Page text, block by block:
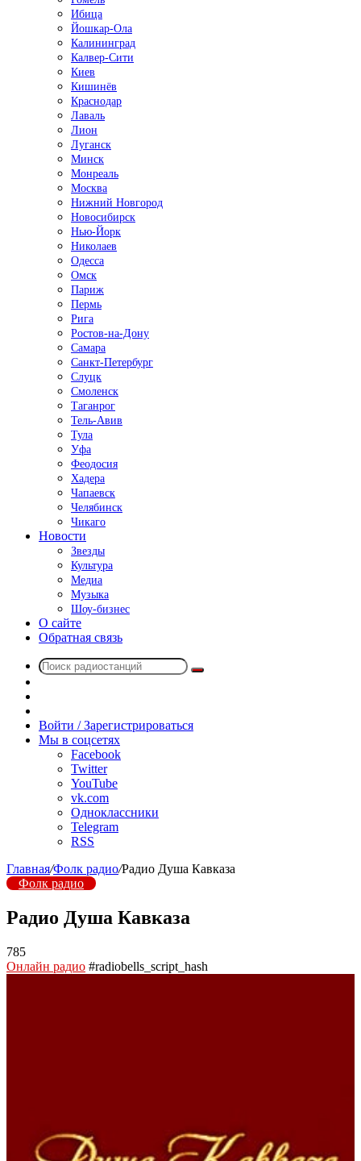
Ибица
Йошкар-Ола
Калининград
Калвер-Сити
Киев
Кишинёв
Краснодар
Лаваль
Лион
Луганск
Минск
Монреаль
Москва
Нижний Новгород
Новосибирск
Нью-Йорк
Николаев
Одесса
Омск
Париж
Пермь
Рига
Ростов-на-Дону
Самара
Санкт-Петербург
Слуцк
Смоленск
Таганрог
Тель-Авив
Тула
Уфа
Феодосия
Хадера
Чапаевск
Челябинск
Чикаго
Новости
Звезды
Культура
Медиа
Музыка
Шоу-бизнес
О сайте
Обратная связь
Поиск
радио
Войти / Зарегистрироваться
Мы в соцсетях
Facebook
Twitter
YouTube
vk.com
Одноклассники
Telegram
RSS
Главная/Фолк радио/Радио Душа Кавказа
Фолк радио
Радио Душа Кавказа
785
Онлайн радио #radiobells_script_hash